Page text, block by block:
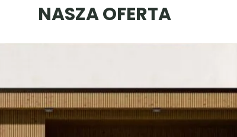
NASZA OFERTA